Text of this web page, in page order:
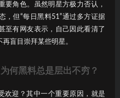
要角色。虽然明星方极力否认，
，但“每日黑料51”通过多方证据
至有网友表示，自己因此看清了
盲目崇拜某些明星。
何黑料总是层出不穷？
欢迎？其中一个重要原因，就是